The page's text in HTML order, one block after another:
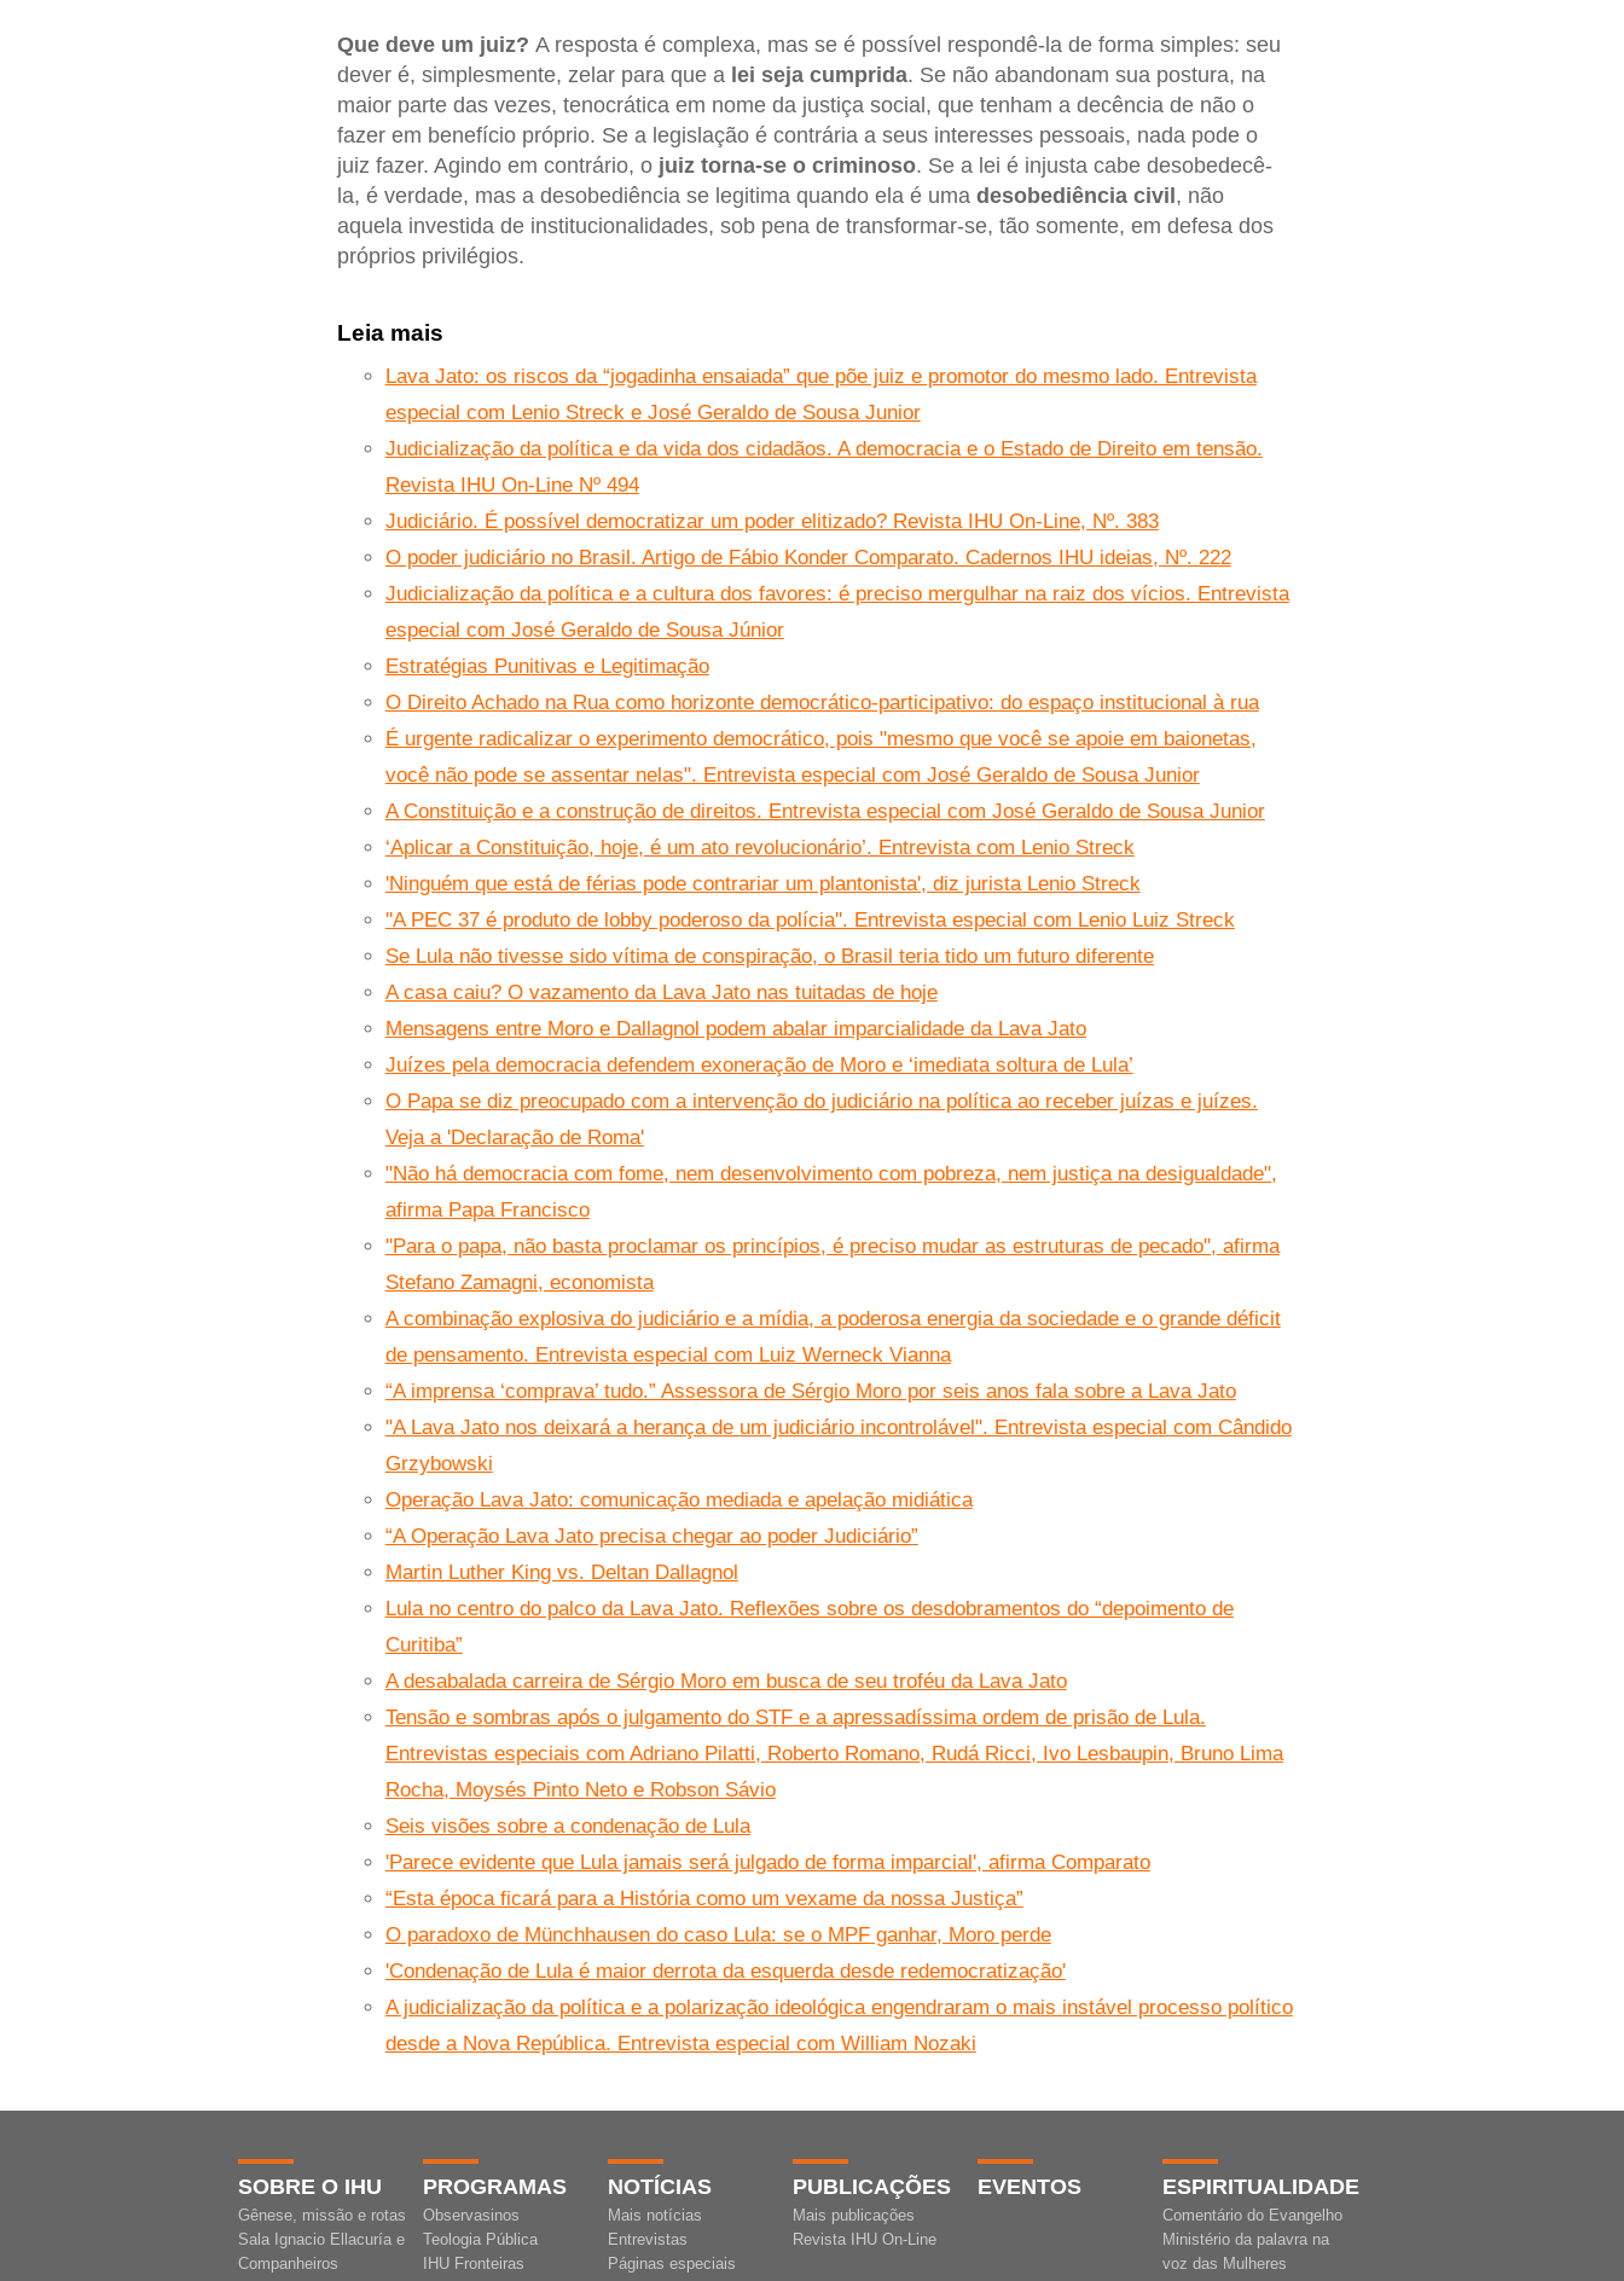
Que deve um juiz? A resposta é complexa, mas se é possível respondê-la de forma simples: seu
dever é, simplesmente, zelar para que a lei seja cumprida. Se não abandonam sua postura, na
maior parte das vezes, tenocrática em nome da justiça social, que tenham a decência de não o
fazer em benefício próprio. Se a legislação é contrária a seus interesses pessoais, nada pode o
juiz fazer. Agindo em contrário, ojuiz torna-se o criminoso. Se a lei é injusta cabe desobedecê-
la, é verdade, mas a desobediência se legitima quando ela é uma desobediência civil, não
aquela investida de institucionalidades, sob pena de transformar-se, tão somente, em defesa dos
próprios privilégios.
Leia mais
Lava Jato: os riscos da “jogadinha ensaiada” que põe juiz e promotor do mesmo lado. Entrevista
especial com Lenio Streck e José Geraldo de Sousa Junior
Judicialização da política e da vida dos cidadãos. A democracia e o Estado de Direito em tensão.
Revista IHU On-Line Nº 494
Judiciário. É possível democratizar um poder elitizado? Revista IHU On-Line, Nº. 383
O poder judiciário no Brasil. Artigo de Fábio Konder Comparato. Cadernos IHU ideias, Nº. 222
Judicialização da política e a cultura dos favores: é preciso mergulhar na raiz dos vícios. Entrevista
especial com José Geraldo de Sousa Júnior
Estratégias Punitivas e Legitimação
O Direito Achado na Rua como horizonte democrático-participativo: do espaço institucional à rua
É urgente radicalizar o experimento democrático, pois "mesmo que você se apoie em baionetas,
você não pode se assentar nelas". Entrevista especial com José Geraldo de Sousa Junior
A Constituição e a construção de direitos. Entrevista especial com José Geraldo de Sousa Junior
‘Aplicar a Constituição, hoje, é um ato revolucionário’. Entrevista com Lenio Streck
'Ninguém que está de férias pode contrariar um plantonista', diz jurista Lenio Streck
''A PEC 37 é produto de lobby poderoso da polícia''. Entrevista especial com Lenio Luiz Streck
Se Lula não tivesse sido vítima de conspiração, o Brasil teria tido um futuro diferente
A casa caiu? O vazamento da Lava Jato nas tuitadas de hoje
Mensagens entre Moro e Dallagnol podem abalar imparcialidade da Lava Jato
Juízes pela democracia defendem exoneração de Moro e ‘imediata soltura de Lula’
O Papa se diz preocupado com a intervenção do judiciário na política ao receber juízas e juízes.
Veja a 'Declaração de Roma'
"Não há democracia com fome, nem desenvolvimento com pobreza, nem justiça na desigualdade",
afirma Papa Francisco
''Para o papa, não basta proclamar os princípios, é preciso mudar as estruturas de pecado'', afirma
Stefano Zamagni, economista
A combinação explosiva do judiciário e a mídia, a poderosa energia da sociedade e o grande déficit
de pensamento. Entrevista especial com Luiz Werneck Vianna
“A imprensa ‘comprava’ tudo.” Assessora de Sérgio Moro por seis anos fala sobre a Lava Jato
"A Lava Jato nos deixará a herança de um judiciário incontrolável". Entrevista especial com Cândido
Grzybowski
Operação Lava Jato: comunicação mediada e apelação midiática
“A Operação Lava Jato precisa chegar ao poder Judiciário”
Martin Luther King vs. Deltan Dallagnol
Lula no centro do palco da Lava Jato. Reflexões sobre os desdobramentos do “depoimento de
Curitiba”
A desabalada carreira de Sérgio Moro em busca de seu troféu da Lava Jato
Tensão e sombras após o julgamento do STF e a apressadíssima ordem de prisão de Lula.
Entrevistas especiais com Adriano Pilatti, Roberto Romano, Rudá Ricci, Ivo Lesbaupin, Bruno Lima
Rocha, Moysés Pinto Neto e Robson Sávio
Seis visões sobre a condenação de Lula
'Parece evidente que Lula jamais será julgado de forma imparcial', afirma Comparato
“Esta época ficará para a História como um vexame da nossa Justiça”
O paradoxo de Münchhausen do caso Lula: se o MPF ganhar, Moro perde
'Condenação de Lula é maior derrota da esquerda desde redemocratização'
A judicialização da política e a polarização ideológica engendraram o mais instável processo político
desde a Nova República. Entrevista especial com William Nozaki
SOBRE O IHU
Gênese, missão e rotas
Sala Ignacio Ellacuría e
Companheiros
PROGRAMAS
Observasinos
Teologia Pública
IHU Fronteiras
NOTÍCIAS
Mais notícias
Entrevistas
Páginas especiais
PUBLICAÇÕES
Mais publicações
Revista IHU On-Line
EVENTOS ESPIRITUALIDADE
Comentário do Evangelho
Ministério da palavra na
voz das Mulheres